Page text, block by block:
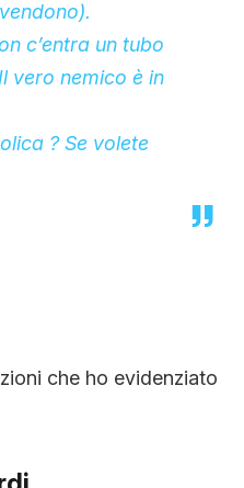
c’entra un tubo
vero nemico è in
? Se volete
che ho evidenziato